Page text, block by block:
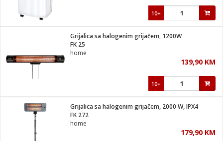
10+
Grijalica sa halogenim grijačem, 1200W
FK 25
home
139,90 KM
10+
Grijalica sa halogenim grijačem, 2000 W, IPX4
FK 272
home
179,90 KM